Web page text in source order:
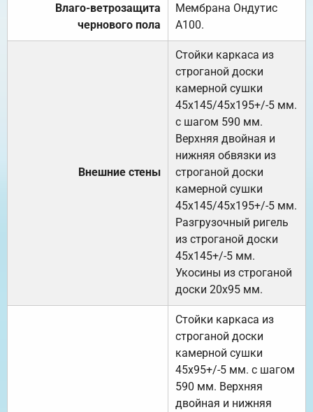
Влаго-ветрозащита
чернового пола
Мембрана Ондутис
А100.
Внешние стены
Стойки каркаса из
строганой доски
камерной сушки
45х145/45х195+/-5 мм.
с шагом 590 мм.
Верхняя двойная и
нижняя обвязки из
строганой доски
камерной сушки
45х145/45х195+/-5 мм.
Разгрузочный ригель
из строганой доски
45х145+/-5 мм.
Укосины из строганой
доски 20х95 мм.
Стойки каркаса из
строганой доски
камерной сушки
45х95+/-5 мм. с шагом
590 мм. Верхняя
двойная и нижняя